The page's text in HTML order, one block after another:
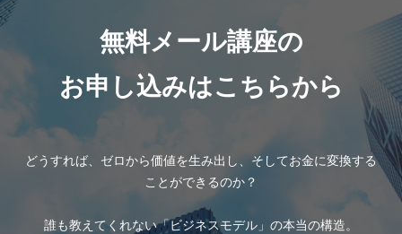
無料メール講座の
お申し込みはこちらから
どうすれば、ゼロから価値を生み出し、そしてお金に変換する
ことができるのか？
誰も教えてくれない「ビジネスモデル」の本当の構造。